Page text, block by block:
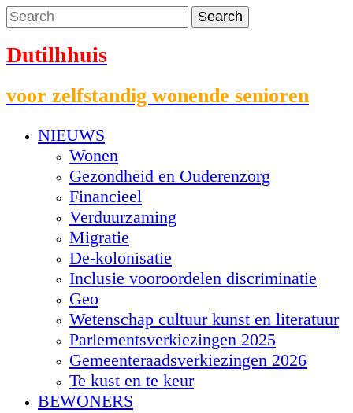
Dutilhhuis
voor zelfstandig wonende senioren
NIEUWS
Wonen
Gezondheid en Ouderenzorg
Financieel
Verduurzaming
Migratie
De-kolonisatie
Inclusie vooroordelen discriminatie
Geo
Wetenschap cultuur kunst en literatuur
Parlementsverkiezingen 2025
Gemeenteraadsverkiezingen 2026
Te kust en te keur
BEWONERS